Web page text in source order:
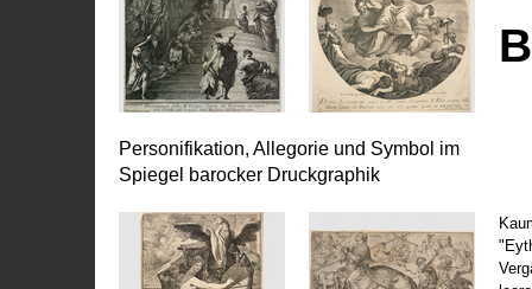
Personifikation, Allegorie und Symbol im
Spiegel barocker Druckgraphik